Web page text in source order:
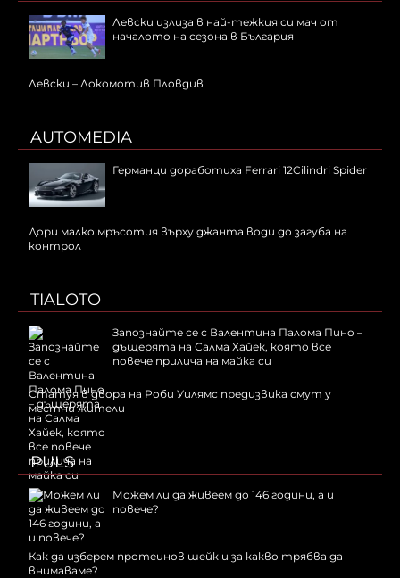
Левски излиза в най-тежкия си мач от
началото на сезона в България
Левски – Локомотив Пловдив
AUTOMEDIA
Германци доработиха Ferrari 12Cilindri Spider
Дори малко мръсотия върху джанта води до загуба на
контрол
TIALOTO
Запознайте се с Валентина Палома Пино –
дъщерята на Салма Хайек, която все
повече прилича на майка си
Статуя в двора на Роби Уилямс предизвика смут у
местни жители
PULS
Можем ли да живеем до 146 години, а и
повече?
Как да изберем протеинов шейк и за какво трябва да
внимаваме?